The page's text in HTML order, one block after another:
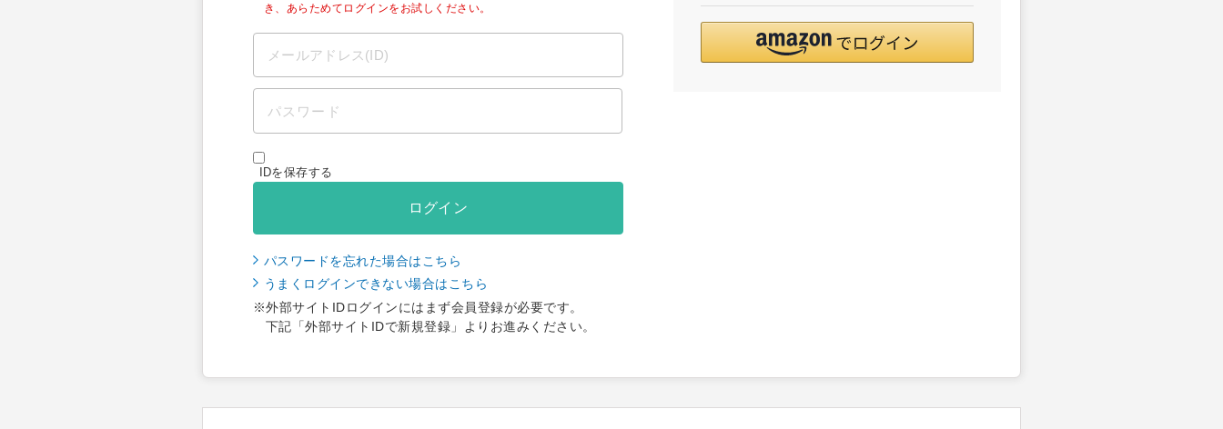
き、あらためてログインをお試しください。
IDを保存する
ログイン
パスワードを忘れた場合はこちら
うまくログインできない場合はこちら
※外部サイトIDログインにはまず会員登録が必要です。
下記「外部サイトIDで新規登録」よりお進みください。